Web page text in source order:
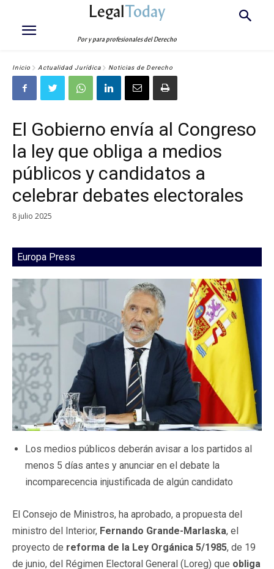
LegalToday
Por y para profesionales del Derecho
Inicio Actualidad Jurídica Noticias de Derecho
El Gobierno envía al Congreso
la ley que obliga a medios
públicos y candidatos a
celebrar debates electorales
8 julio 2025
Europa Press
Los medios públicos deberán avisar a los partidos al
menos 5 días antes y anunciar en el debate la
incomparecencia injustificada de algún candidato
El Consejo de Ministros, ha aprobado, a propuesta del
ministro del Interior, Fernando Grande-Marlaska, el
proyecto de reforma de la Ley Orgánica 5/1985, de 19
de junio, del Régimen Electoral General (Loreg) que obliga